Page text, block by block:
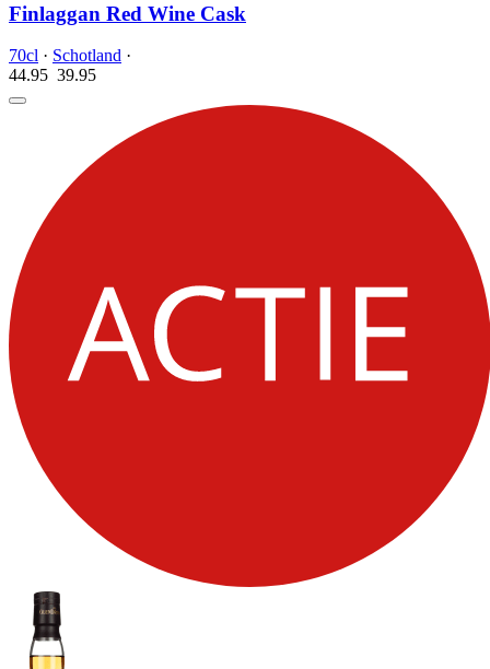
Finlaggan Red Wine Cask
70cl · Schotland ·
44.95 39.95